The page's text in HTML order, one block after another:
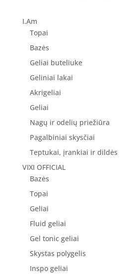
I.Am
Topai
Bazės
Geliai buteliuke
Geliniai lakai
Akrigeliai
Geliai
Nagų ir odelių priežiūra
Pagalbiniai skysčiai
Teptukai, įrankiai ir dildės
VIXI OFFICIAL
Bazės
Topai
Geliai
Fluid geliai
Gel tonic geliai
Skystas polygelis
Inspo geliai